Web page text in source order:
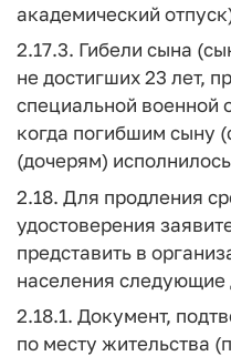
академический
2.17.3. Гибели сына
не достигших 23 лет,
специальной военной
когда погибшим сыну
(дочерям)
2.18. Для продления
удостоверения
представить в
населения следующие
2.18.1. Документ,
по месту жительства